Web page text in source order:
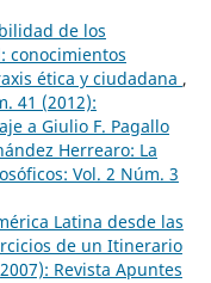
de los
conocimientos
ética y ciudadana ,
41 (2012):
a Giulio F. Pagallo
Herrearo: La
Vol. 2 Núm. 3
Latina desde las
de un Itinerario
Revista Apuntes